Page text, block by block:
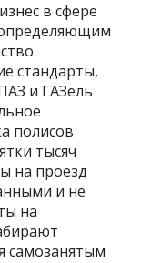
в сфере
стандарты,
и ГАЗель
полисов
тысяч
на проезд
и не
на
самозанятым